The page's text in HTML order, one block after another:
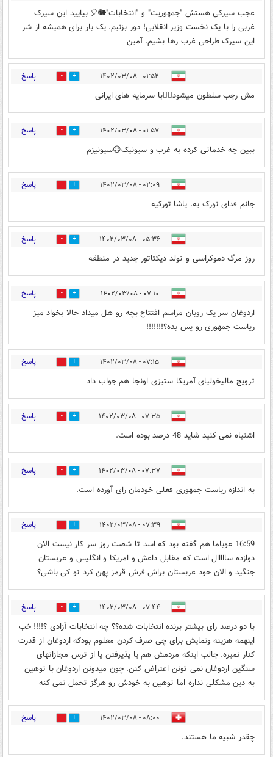
عجب سیرکی هستش "جمهوریت" و "انتخابات"🐘🎈 بیایید این سیرک
غربی را با یک نخست وزیر انقلابی! دور بزنیم. یک بار برای همیشه از شر
این سیرک طراحی غرب رها بشیم. آمین
۰۱:۵۲ - ۱۴۰۲/۰۳/۰۸ 0 پاسخ
مش رجب سلطون میشود🧞‍♀️با سرمایه های ایرانی
۰۱:۵۷ - ۱۴۰۲/۰۳/۰۸ 0 پاسخ
ببین چه خدماتی کرده به غرب و سیونیک😉سیونیزم
۰۲:۰۹ - ۱۴۰۲/۰۳/۰۸ 2 پاسخ
جانم فدای تورک یه. یاشا تورکیه
۰۵:۳۶ - ۱۴۰۲/۰۳/۰۸ 0 پاسخ
روز مرگ دموکراسی و تولد دیکتاتور جدید در منطقه
۰۷:۱۰ - ۱۴۰۲/۰۳/۰۸ 1 پاسخ
اردوغان سر یک روبان مراسم افتتاح بچه رو هل میداد حالا بخواد میز
ریاست جمهوری رو پس بده؟!!!!!!!
۰۷:۱۵ - ۱۴۰۲/۰۳/۰۸ 0 پاسخ
ترویج مالیخولیای آمریکا ستیزی اونجا هم جواب داد
۰۷:۳۵ - ۱۴۰۲/۰۳/۰۸ 0 پاسخ
اشتباه نمی کنید شاید 48 درصد بوده است.
۰۷:۳۷ - ۱۴۰۲/۰۳/۰۸ 0 پاسخ
به اندازه ریاست جمهوری فعلی خودمان رای آورده است.
۰۷:۳۹ - ۱۴۰۲/۰۳/۰۸ 0 پاسخ
16:59 عوباما هم گفته بود که اسد تا شصت روز سر کار نیست الان
دوازده سااااال است که مقابل داعش و امریکا و انگلیس و عربستان
جنگید و الان خود عربستان براش فرش قرمز پهن کرد تو کی باشی؟
۰۷:۴۴ - ۱۴۰۲/۰۳/۰۸ 1 پاسخ
با دو درصد رای بیشتر برنده انتخابات شده؟؟ چه انتخابات آزادی ؟!!!! خب
اینهمه هزینه ونمایش برای چی صرف کردن معلوم بودکه اردوغان از قدرت
کنار نمیره. جالب اینکه مردمش هم یا پذیرفتن یا از ترس مجازاتهای
سنگین اردوغان نمی تونن اعتراض کنن. چون میدونن اردوغان با توهین
به دین مشکلی نداره اما توهین به خودش رو هرگز تحمل نمی کنه
۰۸:۰۰ - ۱۴۰۲/۰۳/۰۸ 0 پاسخ
چقدر شبیه ما هستند.